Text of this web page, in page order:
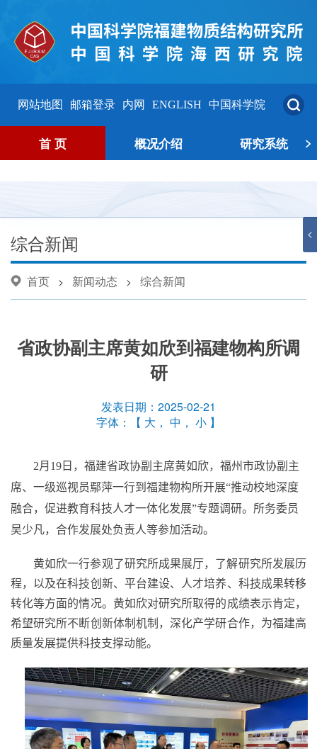
网站地图 邮箱登录 内网 ENGLISH 中国科学院
首 页 概况介绍 研究系统 >
<
综合新闻
首页 > 新闻动态 > 综合新闻
省政协副主席黄如欣到福建物构所调
研
发表日期：2025-02-21
字体：【 大 ， 中 ， 小 】
2月 19 日，福建省政协副主席黄如欣，福州市政协副主
席、一级巡视员鄢萍一行到福建物构所开展“推动校地深度
融合，促进教育科技人才一体化发展”专题调研。所务委员
吴少凡，合作发展处负责人等参加活动。
黄如欣一行参观了研究所成果展厅，了解研究所发展历
程，以及在科技创新、平台建设、人才培养、科技成果转移
转化等方面的情况。黄如欣对研究所取得的成绩表示肯定，
希望研究所不断创新体制机制，深化产学研合作，为福建高
质量发展提供科技支撑动能。